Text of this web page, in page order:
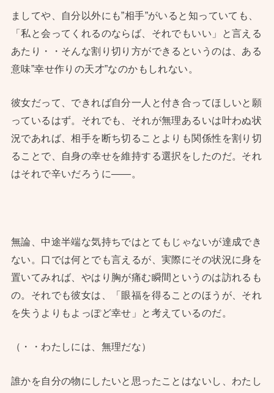
ましてや、自分以外にも”相手”がいると知っていても、
「私と会ってくれるのならば、それでもいい」と言える
あたり・・そんな割り切り方ができるというのは、ある
意味”幸せ作りの天才”なのかもしれない。
彼女だって、できれば自分一人と付き合ってほしいと願
っているはず。それでも、それが無理あるいは叶わぬ状
況であれば、相手を断ち切ることよりも関係性を割り切
ることで、自身の幸せを維持する選択をしたのだ。それ
はそれで辛いだろうに——。
無論、中途半端な気持ちではとてもじゃないが達成でき
ない。口では何とでも言えるが、実際にその状況に身を
置いてみれば、やはり胸が痛む瞬間というのは訪れるも
の。それでも彼女は、「眼福を得ることのほうが、それ
を失うよりもよっぽど幸せ」と考えているのだ。
（・・わたしには、無理だな）
誰かを自分の物にしたいと思ったことはないし、わたし